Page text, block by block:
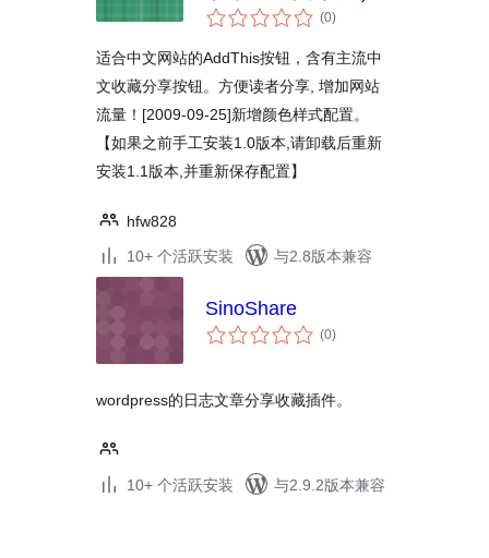
(0总
评)
适合中文网站的AddThis按钮，含有主流中
文收藏分享按钮。方便读者分享, 增加网站
流量！[2009-09-25]新增颜色样式配置。
【如果之前手工安装1.0版本,请卸载后重新
安装1.1版本,并重新保存配置】
hfw828
10+ 个活跃安装
与2.8版本兼容
SinoShare
(0总
评)
wordpress的日志文章分享收藏插件。
10+ 个活跃安装 与2.9.2版本兼容